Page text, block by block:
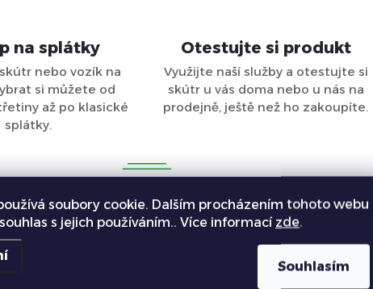
soubory cookie. Dalším procházením tohoto webu
s jejich používáním.. Více informací zde.
Souhlasím
na splátky
nebo vozík na
si můžete od
až po klasické
splátky.
Otestujte si produkt
Využijte naší služby a otestujte si
skútr u vás doma nebo u nás na
prodejně, ještě než ho zakoupíte.
Invalidní vozíky Bez
průkazu